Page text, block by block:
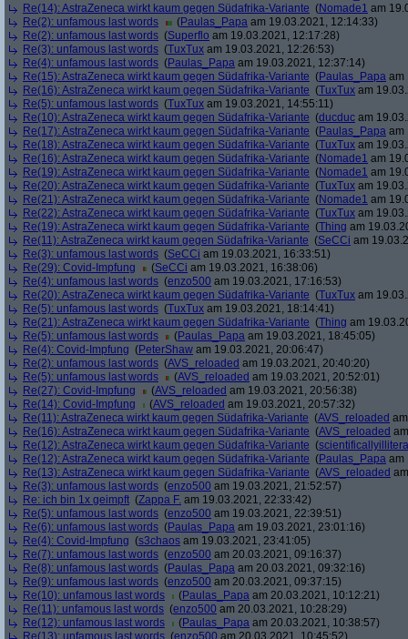
Re(14): AstraZeneca wirkt kaum gegen Südafrika-Variante (Nomade1 am
Re(2): unfamous last words
(Paulas_Papa am 19.03.2021, 12:14:33)
Re(2): unfamous last words (Superflo am 19.03.2021, 12:17:28)
Re(3): unfamous last words (TuxTux am 19.03.2021, 12:26:53)
Re(4): unfamous last words (Paulas_Papa am 19.03.2021, 12:37:14)
Re(15): AstraZeneca wirkt kaum gegen Südafrika-Variante (Paulas_Papa am
Re(16): AstraZeneca wirkt kaum gegen Südafrika-Variante (TuxTux am
Re(5): unfamous last words (TuxTux am 19.03.2021, 14:55:11)
Re(10): AstraZeneca wirkt kaum gegen Südafrika-Variante (ducduc am
Re(17): AstraZeneca wirkt kaum gegen Südafrika-Variante (Paulas_Papa am
Re(18): AstraZeneca wirkt kaum gegen Südafrika-Variante (TuxTux am
Re(16): AstraZeneca wirkt kaum gegen Südafrika-Variante (Nomade1 am
Re(19): AstraZeneca wirkt kaum gegen Südafrika-Variante (Nomade1 am
Re(20): AstraZeneca wirkt kaum gegen Südafrika-Variante (TuxTux am
Re(21): AstraZeneca wirkt kaum gegen Südafrika-Variante (Nomade1 am
Re(22): AstraZeneca wirkt kaum gegen Südafrika-Variante (TuxTux am
Re(19): AstraZeneca wirkt kaum gegen Südafrika-Variante (Thing am
Re(11): AstraZeneca wirkt kaum gegen Südafrika-Variante (SeCCi am
Re(3): unfamous last words (SeCCi am 19.03.2021, 16:33:51)
Re(29): Covid-Impfung
(SeCCi am 19.03.2021, 16:38:06)
Re(4): unfamous last words (enzo500 am 19.03.2021, 17:16:53)
Re(20): AstraZeneca wirkt kaum gegen Südafrika-Variante (TuxTux am
Re(5): unfamous last words (TuxTux am 19.03.2021, 18:14:41)
Re(21): AstraZeneca wirkt kaum gegen Südafrika-Variante (Thing am
Re(5): unfamous last words
(Paulas_Papa am 19.03.2021, 18:45:05)
Re(4): Covid-Impfung (PeterShaw am 19.03.2021, 20:06:47)
Re(2): unfamous last words (AVS_reloaded am 19.03.2021, 20:40:20)
Re(5): unfamous last words
(AVS_reloaded am 19.03.2021, 20:52:01)
Re(27): Covid-Impfung
(AVS_reloaded am 19.03.2021, 20:56:38)
Re(14): Covid-Impfung
(AVS_reloaded am 19.03.2021, 20:57:32)
Re(11): AstraZeneca wirkt kaum gegen Südafrika-Variante (AVS_reloaded
Re(16): AstraZeneca wirkt kaum gegen Südafrika-Variante (AVS_reloaded
Re(12): AstraZeneca wirkt kaum gegen Südafrika-Variante (
Re(12): AstraZeneca wirkt kaum gegen Südafrika-Variante (Paulas_Papa am
Re(13): AstraZeneca wirkt kaum gegen Südafrika-Variante (AVS_reloaded
Re(3): unfamous last words (enzo500 am 19.03.2021, 21:52:57)
Re: ich bin 1x geimpft (Zappa F. am 19.03.2021, 22:33:42)
Re(5): unfamous last words (enzo500 am 19.03.2021, 22:39:51)
Re(6): unfamous last words (Paulas_Papa am 19.03.2021, 23:01:16)
Re(4): Covid-Impfung (s3chaos am 19.03.2021, 23:41:05)
Re(7): unfamous last words (enzo500 am 20.03.2021, 09:16:37)
Re(8): unfamous last words (Paulas_Papa am 20.03.2021, 09:32:16)
Re(9): unfamous last words (enzo500 am 20.03.2021, 09:37:15)
Re(10): unfamous last words
(Paulas_Papa am 20.03.2021, 10:12:21)
Re(11): unfamous last words (enzo500 am 20.03.2021, 10:28:29)
Re(12): unfamous last words
(Paulas_Papa am 20.03.2021, 10:38:57)
Re(13): unfamous last words (enzo500 am 20.03.2021, 10:45:52)